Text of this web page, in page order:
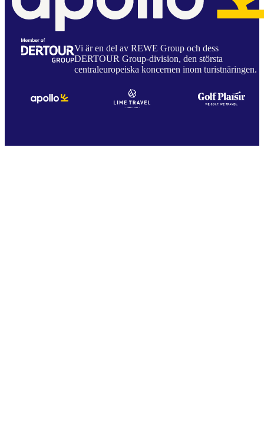
Vi är en del av REWE Group och dess
DERTOUR Group-division, den största
centraleuropeiska koncernen inom turistnäringen.